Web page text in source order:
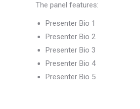
The panel features:
Presenter Bio 1
Presenter Bio 2
Presenter Bio 3
Presenter Bio 4
Presenter Bio 5